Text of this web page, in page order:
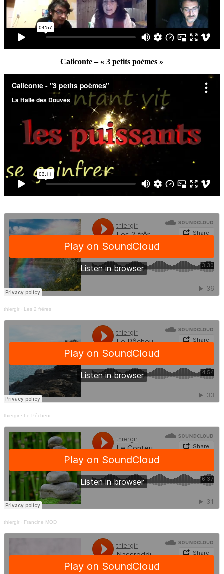
Caliconte – « 3 petits poèmes »
thiergir · Les 2 frêres
thiergir · Le Pêcheur
thiergir · Francine MOD